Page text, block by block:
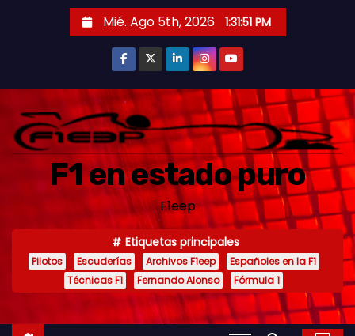
i
Mié. Ago 5th, 2026 1:31:53 PM
F1 en estado puro
F1eep
Etiquetas principales
Pilotos Escuderías Archivos F1eep
Españoles en la F1
Técnicas F1
Fernando Alonso Fórmula 1